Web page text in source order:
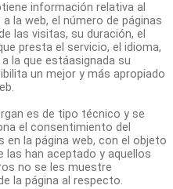
información relativa al
la web, el número de páginas
las visitas, su duración, el
presta el servicio, el idioma,
la que estáasignada su
un mejor y más apropiado
es de tipo técnico y se
el consentimiento del
en la página web, con el objeto
las han aceptado y aquellos
no se les muestre
la página al respecto.